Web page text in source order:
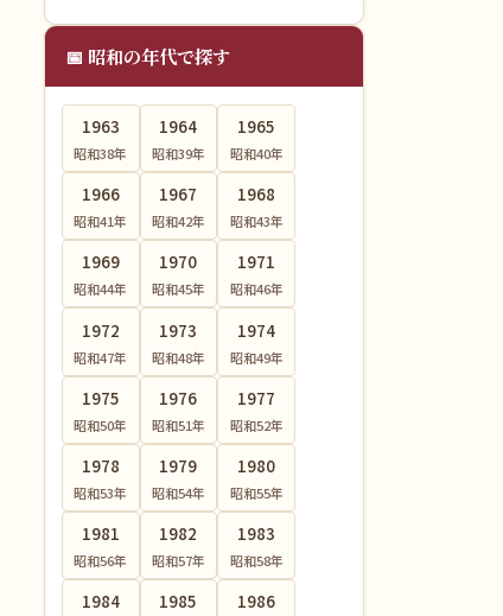
📅 昭和の年代で探す
1963
昭和38年
1964
昭和39年
1965
昭和40年
1966
昭和41年
1967
昭和42年
1968
昭和43年
1969
昭和44年
1970
昭和45年
1971
昭和46年
1972
昭和47年
1973
昭和48年
1974
昭和49年
1975
昭和50年
1976
昭和51年
1977
昭和52年
1978
昭和53年
1979
昭和54年
1980
昭和55年
1981
昭和56年
1982
昭和57年
1983
昭和58年
1984 1985 1986